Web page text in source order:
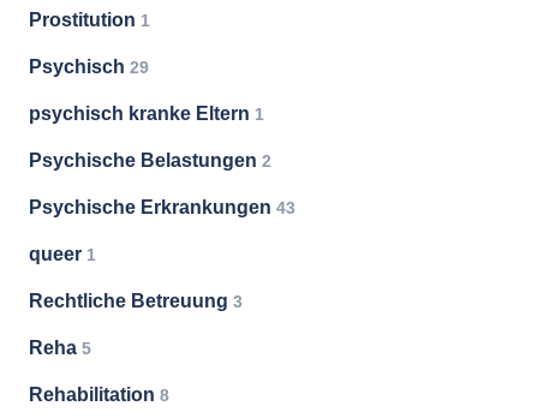
Prostitution 1
Psychisch 29
psychisch kranke Eltern 1
Psychische Belastungen 2
Psychische Erkrankungen 43
queer 1
Rechtliche Betreuung 3
Reha 5
Rehabilitation 8